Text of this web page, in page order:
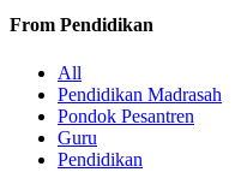
From Pendidikan
All
Pendidikan Madrasah
Pondok Pesantren
Guru
Pendidikan